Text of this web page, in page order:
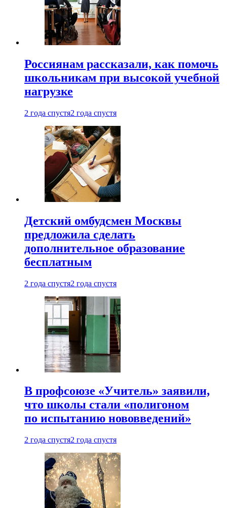
Россиянам рассказали, как помочь
школьникам при высокой учебной
нагрузке
2 года спустя2 года спустя
Детский омбудсмен Москвы
предложила сделать
дополнительное образование
бесплатным
2 года спустя2 года спустя
В профсоюзе «Учитель» заявили,
что школы стали «полигоном
по испытанию нововведений»
2 года спустя2 года спустя